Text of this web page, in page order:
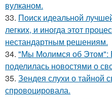
вулканом.
33. Поиск идеальной
легких, и иногда этот
нестандартным решениям.
34. "Мы Молимся об Этом":
поделилась новостями о
35. Зендея слухи о тайной
спровоцировала.